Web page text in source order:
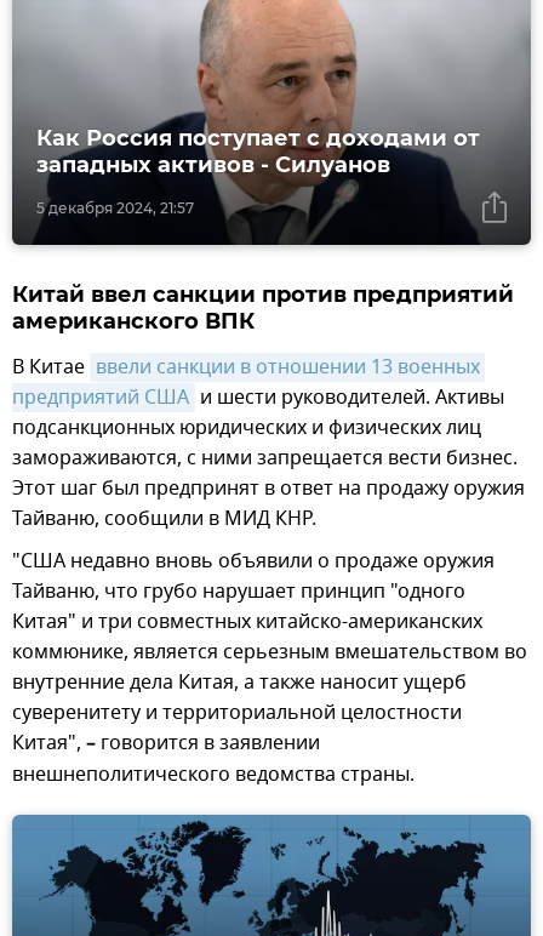
5 декабря 2024, 21:57
Как Россия поступает с доходами от
западных активов - Силуанов
Китай ввел санкции против предприятий
американского ВПК
В Китае ввели санкции в отношении 13 военных
предприятий США и шести руководителей. Активы
подсанкционных юридических и физических лиц
замораживаются, с ними запрещается вести бизнес.
Этот шаг был предпринят в ответ на продажу оружия
Тайваню, сообщили в МИД КНР.
"США недавно вновь объявили о продаже оружия
Тайваню, что грубо нарушает принцип "одного
Китая" и три совместных китайско-американских
коммюнике, является серьезным вмешательством во
внутренние дела Китая, а также наносит ущерб
суверенитету и территориальной целостности
Китая", – говорится в заявлении
внешнеполитического ведомства страны.